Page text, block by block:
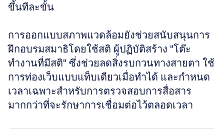
ขึ้นทีละขั้น
การออกแบบสภาพแวดล้อมยังช่วยสนับสนุนการ
ฝึกอบรมสมาธิโดยใช้สติ ผู้ปฏิบัติสร้าง "โต๊ะ
ทำงานที่มีสติ" ซึ่งช่วยลดสิ่งรบกวนทางสายตา ใช้
การท่องเว็บแบบแท็บเดียวเมื่อทำได้ และกำหนด
เวลาเฉพาะสำหรับการตรวจสอบการสื่อสาร
มากกว่าที่จะรักษาการเชื่อมต่อไว้ตลอดเวลา